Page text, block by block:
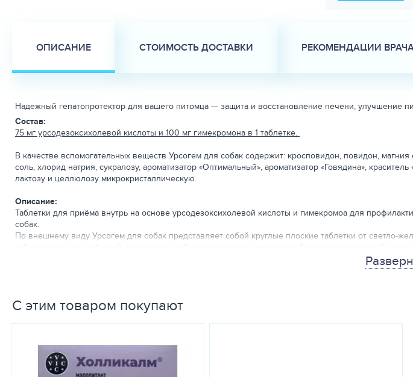
ОПИСАНИЕ СТОИМОСТЬ ДОСТАВКИ РЕКОМЕНДАЦИИ
Надежный гепатопротектор для вашего питомца — защита и восстановление печени, улучшение
Состав:
75 мг урсодезоксихолевой кислоты и 100 мг гимекромона в 1 таблетке.
В качестве вспомогательных веществ Урсогем для собак содержит: кросповидон, повидон,
соль, хлорид натрия, сукралозу, ароматизатор «Оптимальный», ароматизатор «Говядина»,
лактозу и целлюлозу микрокристаллическую.
Описание:
Таблетки для приёма внутрь на основе урсодезоксихолевой кислоты и гимекромоа для
собак.
По внешнему виду Урсогем для собак представляет собой круглые плоские таблетки от светло-
Урсодезоксихолевая кислота, входящая в состав препарата, является природной гидрофильной
- гепатопротекторное действие, вытесняя гидрофобные желчные кислоты, которые обладают
- антиапоптотическое действие, ингибируя апоптоз (гибель) гепатоцитов, предотвращая
- холеретическое и холелитолитическое действие, стимулируя образование и выделение
С этим товаром покупают